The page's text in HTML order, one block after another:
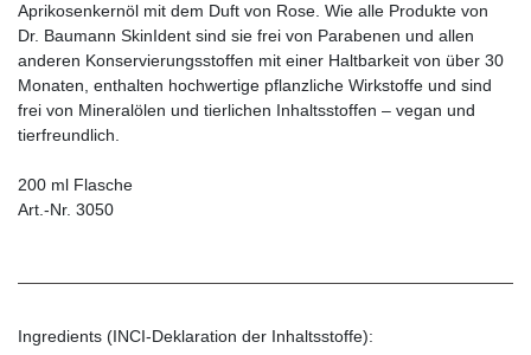
Aprikosenkernöl mit dem Duft von Rose. Wie alle Produkte von
Dr. Baumann SkinIdent sind sie frei von Parabenen und allen
anderen Konservierungsstoffen mit einer Haltbarkeit von über 30
Monaten, enthalten hochwertige pflanzliche Wirkstoffe und sind
frei von Mineralölen und tierlichen Inhaltsstoffen – vegan und
tierfreundlich.
200 ml Flasche
Art.-Nr. 3050
Ingredients (INCI-Deklaration der Inhaltsstoffe):